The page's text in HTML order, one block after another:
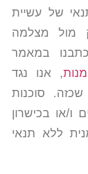
של עשיית
מול מצלמה
במאמר
, אנו נגד
סוכנות
ו/או בכישרון
ללא תנאי